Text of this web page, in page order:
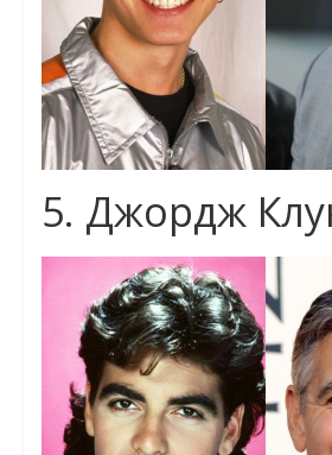
5. Джордж